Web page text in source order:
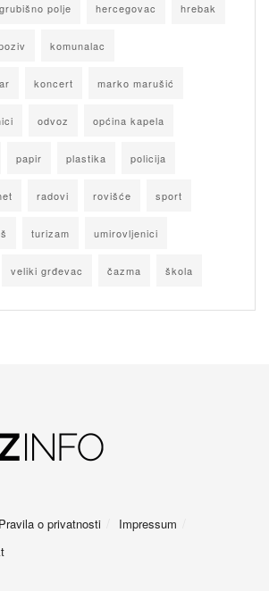
grubišno polje hercegovac hrebak
komunalac
koncert marko marušić
odvoz općina kapela
papir plastika policija
radovi rovišće sport
turizam umirovljenici
veliki grđevac čazma škola
Pravila o privatnosti
Impressum